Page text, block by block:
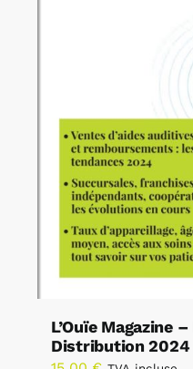
L’Ouïe Magazine
Distribution 2024